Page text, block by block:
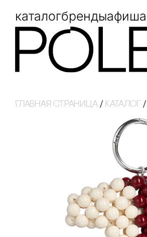
каталогбрендыафиша
Главная страница / Каталог /